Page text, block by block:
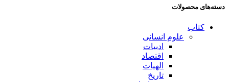
دسته‌های محصولات
کتاب
علوم انسانی
ادبیات
اقتصاد
الهیات
تاریخ